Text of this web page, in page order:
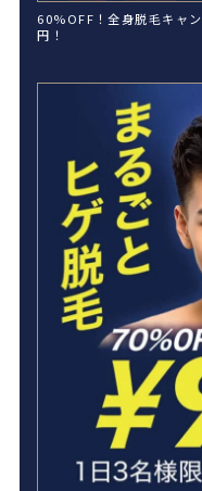
60%OFF！全身脱毛キャ
円！